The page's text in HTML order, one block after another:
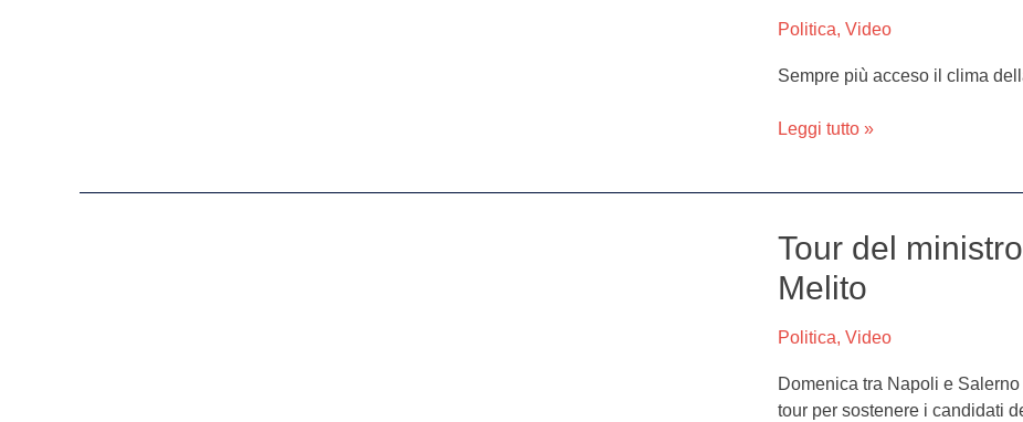
Politica, Video
Sempre più acceso il clima
continua
la
polemica
tra
Leggi tutto »
Tour del
Melito
Politica, Video
Domenica tra Napoli e
tour per sostenere i candidati
Tour
ministro
Maio
tra